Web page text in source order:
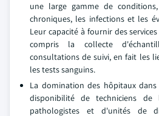
une large gamme de
chroniques, les infections et les
Leur capacité à fournir des
compris la collecte
consultations de suivi, en fait les
les tests sanguins.
La domination des hôpitaux
disponibilité de techniciens de
pathologistes et d'unités de